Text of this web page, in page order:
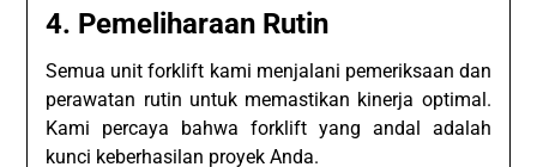
4. Pemeliharaan Rutin
Semua unit forklift kami menjalani pemeriksaan dan
perawatan rutin untuk memastikan kinerja optimal.
Kami percaya bahwa forklift yang andal adalah
kunci keberhasilan proyek Anda.